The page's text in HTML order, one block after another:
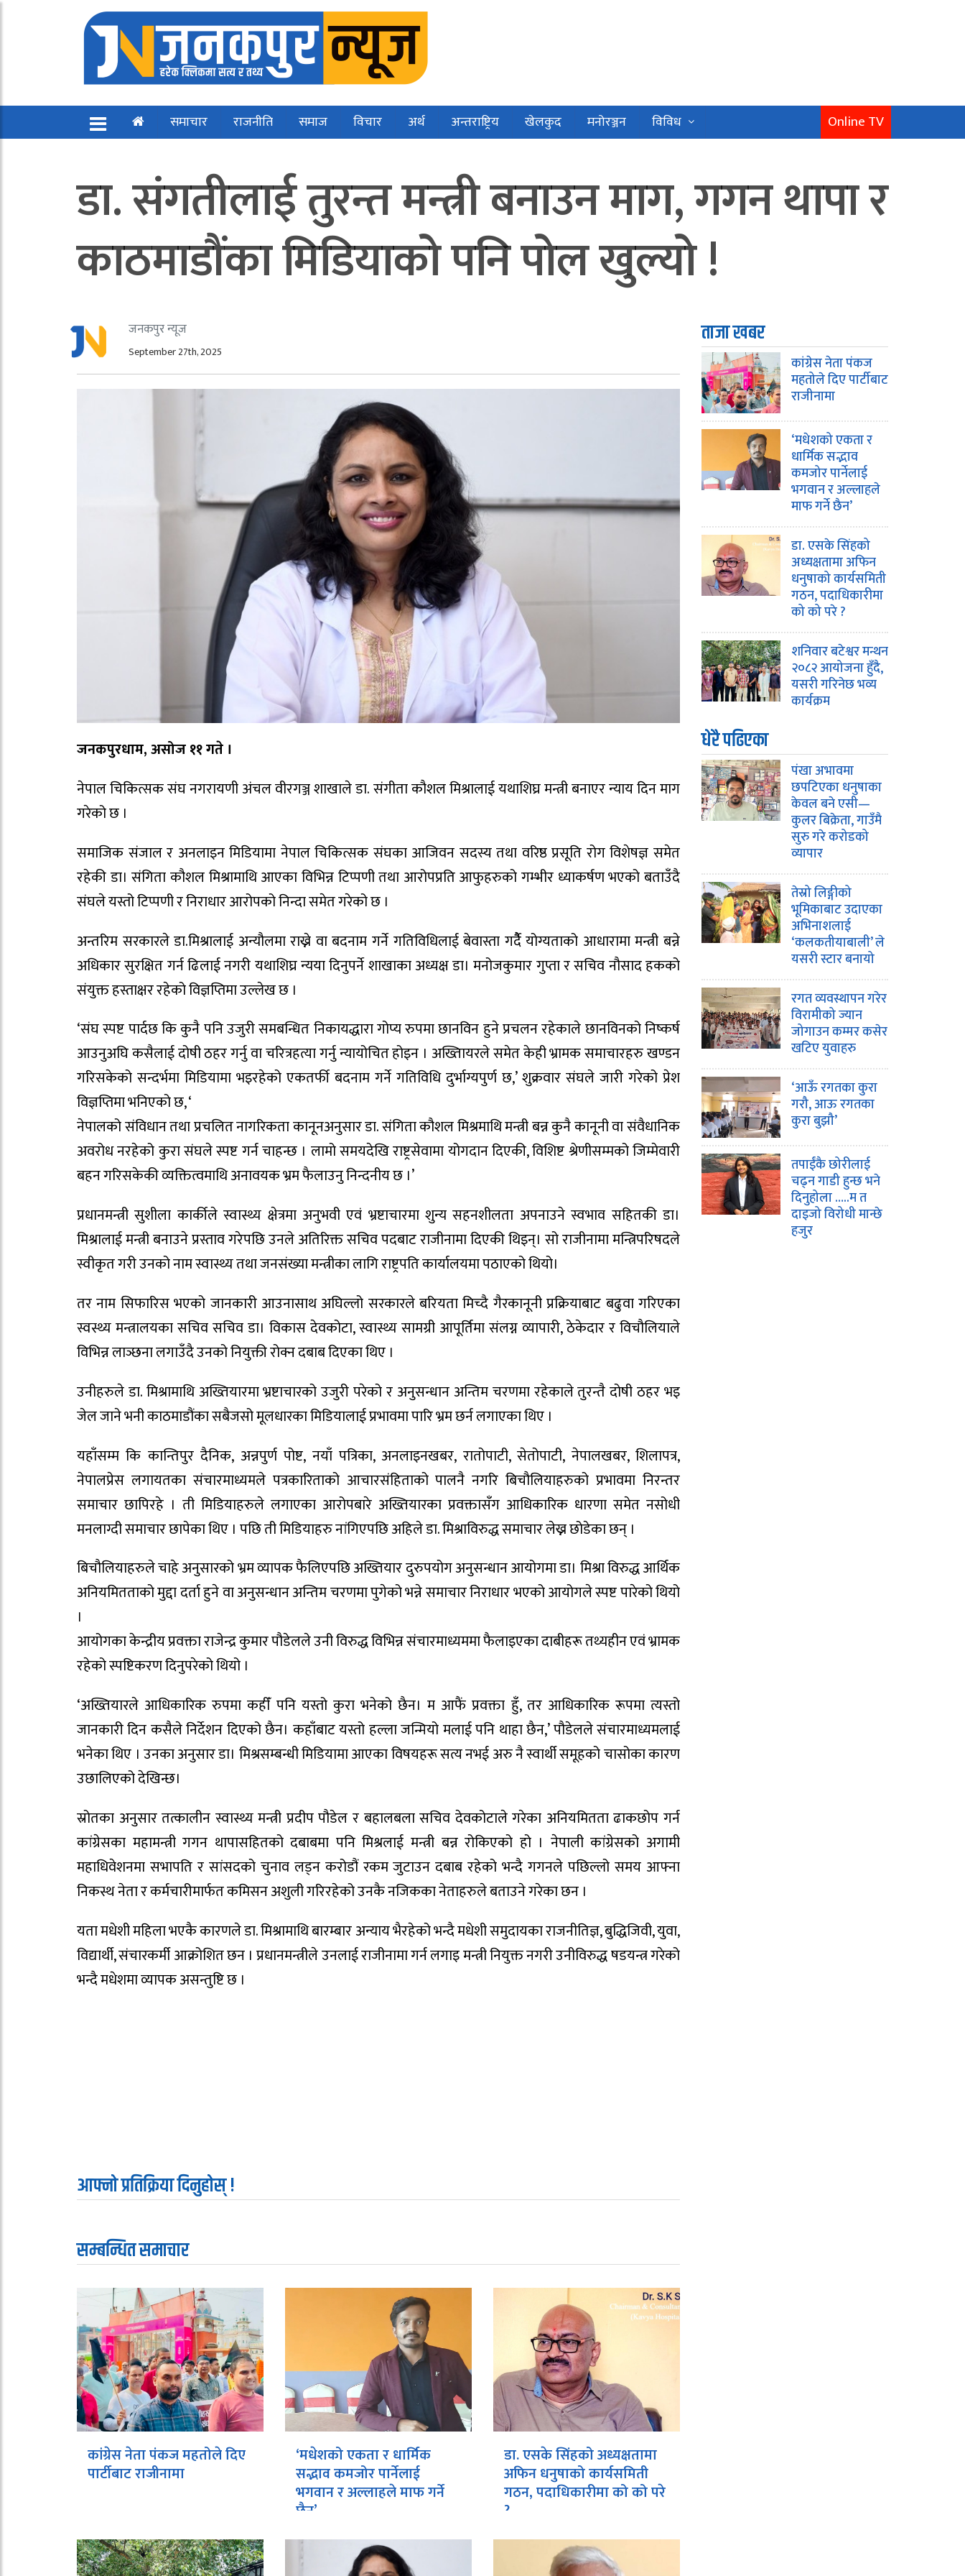
समाचार राजनीति समाज विचार अर्थ अन्तराष्ट्रिय खेलकुद मनोरञ्जन विविध Online TV
डा. संगतीलाई तुरन्त मन्त्री बनाउन माग, गगन थापा र
काठमाडौंका मिडियाको पनि पोल खुल्यो !
जनकपुर न्यूज
September 27th, 2025
जनकपुरधाम, असोज ११ गते ।
नेपाल चिकित्सक संघ नगरायणी अंचल वीरगञ्ज शाखाले डा. संगीता कौशल मिश्रालाई यथाशिघ्र मन्त्री बनाएर न्याय दिन माग
गरेको छ ।
समाजिक संजाल र अनलाइन मिडियामा नेपाल चिकित्सक संघका आजिवन सदस्य तथा वरिष्ठ प्रसूति रोग विशेषज्ञ समेत
रहेकी डा। संगिता कौशल मिश्रामाथि आएका विभिन्न टिप्पणी तथा आरोपप्रति आफुहरुको गम्भीर ध्याकर्षण भएको बताउँदै
संघले यस्तो टिप्पणी र निराधार आरोपको निन्दा समेत गरेको छ ।
अन्तरिम सरकारले डा.मिश्रालाई अन्यौलमा राख्ने वा बदनाम गर्ने गतिविधिलाई बेवास्ता गर्दैै योग्यताको आधारामा मन्त्री बन्ने
अधिकार सुरक्षित गर्न ढिलाई नगरी यथाशिघ्र न्यया दिनुपर्ने शाखाका अध्यक्ष डा। मनोजकुमार गुप्ता र सचिव नौसाद हकको
संयुक्त हस्ताक्षर रहेको विज्ञप्तिमा उल्लेख छ ।
‘संघ स्पष्ट पार्दछ कि कुनै पनि उजुरी समबन्धित निकायद्धारा गोप्य रुपमा छानविन हुने प्रचलन रहेकाले छानविनको निष्कर्ष
आउनुअघि कसैलाई दोषी ठहर गर्नु वा चरित्रहत्या गर्नु न्यायोचित होइन । अख्तिायरले समेत केही भ्रामक समाचारहरु खण्डन
गरिसकेको सन्दर्भमा मिडियामा भइरहेको एकतर्फी बदनाम गर्ने गतिविधि दुर्भाग्यपुर्ण छ,’ शुक्रवार संघले जारी गरेको प्रेश
विज्ञप्तिमा भनिएको छ, ‘
नेपालको संविधान तथा प्रचलित नागरिकता कानूनअनुसार डा. संगिता कौशल मिश्रमाथि मन्त्री बन्न कुनै कानूनी वा संवैधानिक
अवरोध नरहेको कुरा संघले स्पष्ट गर्न चाहन्छ । लामो समयदेखि राष्ट्रसेवामा योगदान दिएकी, विशिष्ट श्रेणीसम्मको जिम्मेवारी
बहन गरिसकेकी व्यक्तित्वमाथि अनावयक भ्रम फैलाउनु निन्दनीय छ ।’
प्रधानमन्त्री सुशीला कार्कीले स्वास्थ्य क्षेत्रमा अनुभवी एवं भ्रष्टाचारमा शुन्य सहनशीलता अपनाउने स्वभाव सहितकी डा।
मिश्रालाई मन्त्री बनाउने प्रस्ताव गरेपछि उनले अतिरिक्त सचिव पदबाट राजीनामा दिएकी थिइन्। सो राजीनामा मन्त्रिपरिषदले
स्वीकृत गरी उनको नाम स्वास्थ्य तथा जनसंख्या मन्त्रीका लागि राष्ट्रपति कार्यालयमा पठाएको थियो।
तर नाम सिफारिस भएको जानकारी आउनासाथ अघिल्लो सरकारले बरियता मिच्दै गैरकानूनी प्रक्रियाबाट बढुवा गरिएका
स्वस्थ्य मन्त्रालयका सचिव सचिव डा। विकास देवकोटा, स्वास्थ्य सामग्री आपूर्तिमा संलग्न व्यापारी, ठेकेदार र विचौलियाले
विभिन्न लाञ्छना लगाउँदै उनको नियुक्ती रोक्न दबाब दिएका थिए ।
उनीहरुले डा. मिश्रामाथि अख्तियारमा भ्रष्टाचारको उजुरी परेको र अनुसन्धान अन्तिम चरणमा रहेकाले तुरन्तै दोषी ठहर भइ
जेल जाने भनी काठमाडौंका सबैजसो मूलधारका मिडियालाई प्रभावमा पारि भ्रम छर्न लगाएका थिए ।
यहाँसम्म कि कान्तिपुर दैनिक, अन्नपुर्ण पोष्ट, नयाँ पत्रिका, अनलाइनखबर, रातोपाटी, सेतोपाटी, नेपालखबर, शिलापत्र,
नेपालप्रेस लगायतका संचारमाध्यमले पत्रकारिताको आचारसंहिताको पालनै नगरि बिचौलियाहरुको प्रभावमा निरन्तर
समाचार छापिरहे । ती मिडियाहरुले लगाएका आरोपबारे अख्तियारका प्रवक्तासँग आधिकारिक धारणा समेत नसोधी
मनलाग्दी समाचार छापेका थिए । पछि ती मिडियाहरु नांगिएपछि अहिले डा. मिश्राविरुद्ध समाचार लेख्न छोडेका छन् ।
बिचौलियाहरुले चाहे अनुसारको भ्रम व्यापक फैलिएपछि अख्तियार दुरुपयोग अनुसन्धान आयोगमा डा। मिश्रा विरुद्ध आर्थिक
अनियमितताको मुद्दा दर्ता हुने वा अनुसन्धान अन्तिम चरणमा पुगेको भन्ने समाचार निराधार भएको आयोगले स्पष्ट पारेको थियो
।
आयोगका केन्द्रीय प्रवक्ता राजेन्द्र कुमार पौडेलले उनी विरुद्ध विभिन्न संचारमाध्यममा फैलाइएका दाबीहरू तथ्यहीन एवं भ्रामक
रहेको स्पष्टिकरण दिनुपरेको थियो ।
‘अख्तियारले आधिकारिक रुपमा कहीँ पनि यस्तो कुरा भनेको छैन। म आफैं प्रवक्ता हुँ, तर आधिकारिक रूपमा त्यस्तो
जानकारी दिन कसैले निर्देशन दिएको छैन। कहाँबाट यस्तो हल्ला जन्मियो मलाई पनि थाहा छैन,’ पौडेलले संचारमाध्यमलाई
भनेका थिए । उनका अनुसार डा। मिश्रसम्बन्धी मिडियामा आएका विषयहरू सत्य नभई अरु नै स्वार्थी समूहको चासोका कारण
उछालिएको देखिन्छ।
स्रोतका अनुसार तत्कालीन स्वास्थ्य मन्त्री प्रदीप पौडेल र बहालबला सचिव देवकोटाले गरेका अनियमितता ढाकछोप गर्न
कांग्रेसका महामन्त्री गगन थापासहितको दबाबमा पनि मिश्रलाई मन्त्री बन्न रोकिएको हो । नेपाली कांग्रेसको अगामी
महाधिवेशनमा सभापति र सांसदको चुनाव लड्न करोडौं रकम जुटाउन दबाब रहेको भन्दै गगनले पछिल्लो समय आफ्ना
निकस्थ नेता र कर्मचारीमार्फत कमिसन अशुली गरिरहेको उनकै नजिकका नेताहरुले बताउने गरेका छन ।
यता मधेशी महिला भएकै कारणले डा. मिश्रामाथि बारम्बार अन्याय भैरहेको भन्दै मधेशी समुदायका राजनीतिज्ञ, बुद्धिजिवी, युवा,
विद्यार्थी, संचारकर्मी आक्रोशित छन । प्रधानमन्त्रीले उनलाई राजीनामा गर्न लगाइ मन्त्री नियुक्त नगरी उनीविरुद्ध षडयन्त्र गरेको
भन्दै मधेशमा व्यापक असन्तुष्टि छ ।
आफ्नो प्रतिक्रिया दिनुहोस् !
सम्बन्धित समाचार
कांग्रेस नेता पंकज महतोले दिए
पार्टीबाट राजीनामा
‘मधेशको एकता र धार्मिक
सद्भाव कमजोर पार्नेलाई
भगवान र अल्लाहले माफ गर्ने
छैन’
डा. एसके सिंहको अध्यक्षतामा
अफिन धनुषाको कार्यसमिती
गठन, पदाधिकारीमा को को परे
?
ताजा खबर
कांग्रेस नेता पंकज
महतोले दिए पार्टीबाट
राजीनामा
‘मधेशको एकता र
धार्मिक सद्भाव
कमजोर पार्नेलाई
भगवान र अल्लाहले
माफ गर्ने छैन’
डा. एसके सिंहको
अध्यक्षतामा अफिन
धनुषाको कार्यसमिती
गठन, पदाधिकारीमा
को को परे ?
शनिवार बटेश्वर मन्थन
२०८२ आयोजना हुँदै,
यसरी गरिनेछ भव्य
कार्यक्रम
धेरै पढिएका
पंखा अभावमा
छपटिएका धनुषाका
केवल बने एसी—
कुलर बिक्रेता, गाउँमै
सुरु गरे करोडको
व्यापार
तेस्रो लिङ्गीको
भूमिकाबाट उदाएका
अभिनाशलाई
‘कलकतीयाबाली’ ले
यसरी स्टार बनायो
रगत व्यवस्थापन गरेर
विरामीको ज्यान
जोगाउन कम्मर कसेर
खटिए युवाहरु
‘आऊँ रगतका कुरा
गरौ, आऊ रगतका
कुरा बुझौ’
तपाईंकै छोरीलाई
चढ्न गाडी हुन्छ भने
दिनुहोला …..म त
दाइजो विरोधी मान्छे
हजुर